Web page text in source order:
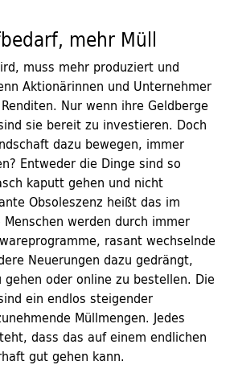
mehr Müll
muss mehr produziert und
Aktionärinnen und Unternehmer
Nur wenn ihre Geldberge
sie bereit zu investieren. Doch
dazu bewegen, immer
Entweder die Dinge sind so
kaputt gehen und nicht
Obsoleszenz heißt das im
werden durch immer
rasant wechselnde
Neuerungen dazu gedrängt,
oder online zu bestellen. Die
ein endlos steigender
Müllmengen. Jedes
dass das auf einem endlichen
gut gehen kann.